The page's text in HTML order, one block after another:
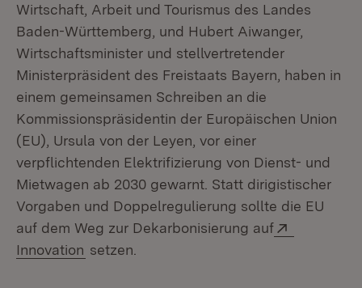
Wirtschaft, Arbeit und Tourismus des Landes
Baden-Württemberg, und Hubert Aiwanger,
Wirtschaftsminister und stellvertretender
Ministerpräsident des Freistaats Bayern, haben in
einem gemeinsamen Schreiben an die
Kommissionspräsidentin der Europäischen Union
(EU), Ursula von der Leyen, vor einer
verpflichtenden Elektrifizierung von Dienst- und
Mietwagen ab 2030 gewarnt. Statt dirigistischer
Vorgaben und Doppelregulierung sollte die EU
auf dem Weg zur Dekarbonisierung auf
Innovation (Öffnet in neuem Fenster)
setzen.